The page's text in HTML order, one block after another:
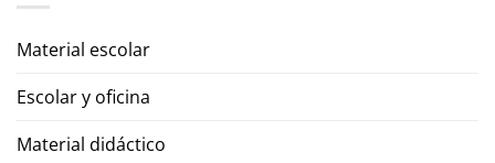
Material escolar
Escolar y oficina
Material didáctico